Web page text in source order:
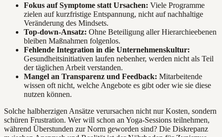
Fokus auf Symptome statt Ursachen: Viele Programme
zielen auf kurzfristige Entspannung, nicht auf nachhaltige
Veränderung des Mindsets.
Top-down-Ansatz: Ohne Beteiligung aller Hierarchieebenen
bleiben Maßnahmen folgenlos.
Fehlende Integration in die Unternehmenskultur:
Gesundheitsinitiativen laufen nebenher, werden nicht als Teil
der täglichen Arbeit verstanden.
Mangel an Transparenz und Feedback: Mitarbeitende
wissen oft nicht, welche Angebote es gibt oder wie sie diese
nutzen können.
Solche halbherzigen Ansätze verursachen nicht nur Kosten, sondern
schüren Frustration. Wer will schon an Yoga-Sessions teilnehmen,
während Überstunden zur Norm geworden sind? Die Diskrepanz